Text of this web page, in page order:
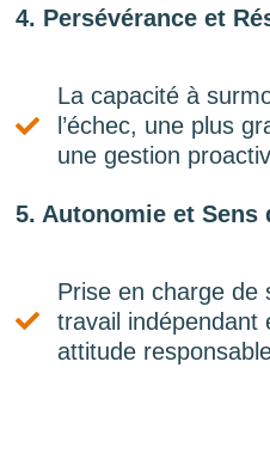
4. Persévérance et
La capacité à
l’échec, une plus
une gestion
5. Autonomie et Sens
Prise en charge de
travail indépendant
attitude